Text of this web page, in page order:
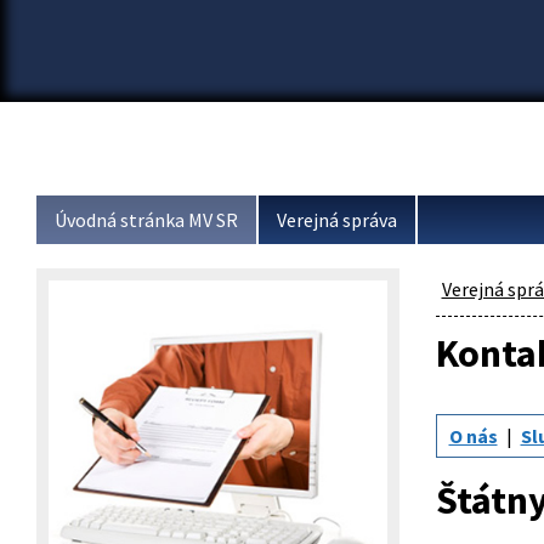
Úvodná stránka MV SR Verejná správa
Verejná
O nás